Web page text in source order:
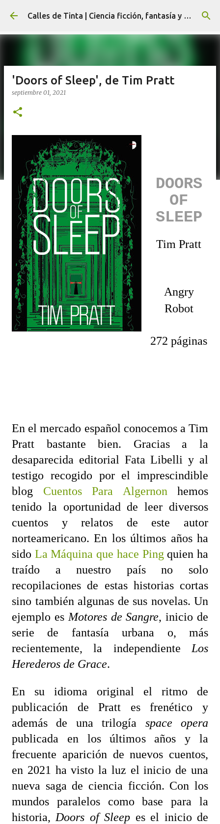
Ir al contenido principal Calles de Tinta | Ciencia ficción, fantasía y terror
'Doors of Sleep', de Tim Pratt
septiembre 01, 2021
DOORS
OF
SLEEP
Tim Pratt
Angry
Robot
272 páginas
En el mercado español conocemos a Tim
Pratt bastante bien. Gracias a la
desaparecida editorial Fata Libelli y al
testigo recogido por el imprescindible
blog Cuentos Para Algernon hemos
tenido la oportunidad de leer diversos
cuentos y relatos de este autor
norteamericano. En los últimos años ha
sido La Máquina que hace Ping quien ha
traído a nuestro país no solo
recopilaciones de estas historias cortas
sino también algunas de sus novelas. Un
ejemplo es Motores de Sangre, inicio de
serie de fantasía urbana o, más
recientemente, la independiente Los
Herederos de Grace.
En su idioma original el ritmo de
publicación de Pratt es frenético y
además de una trilogía space opera
publicada en los últimos años y la
frecuente aparición de nuevos cuentos,
en 2021 ha visto la luz el inicio de una
nueva saga de ciencia ficción. Con los
mundos paralelos como base para la
historia, Doors of Sleep es el inicio de